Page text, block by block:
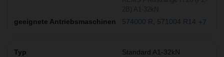
574000 R 571004 R14 +7
Standard A1-32kN